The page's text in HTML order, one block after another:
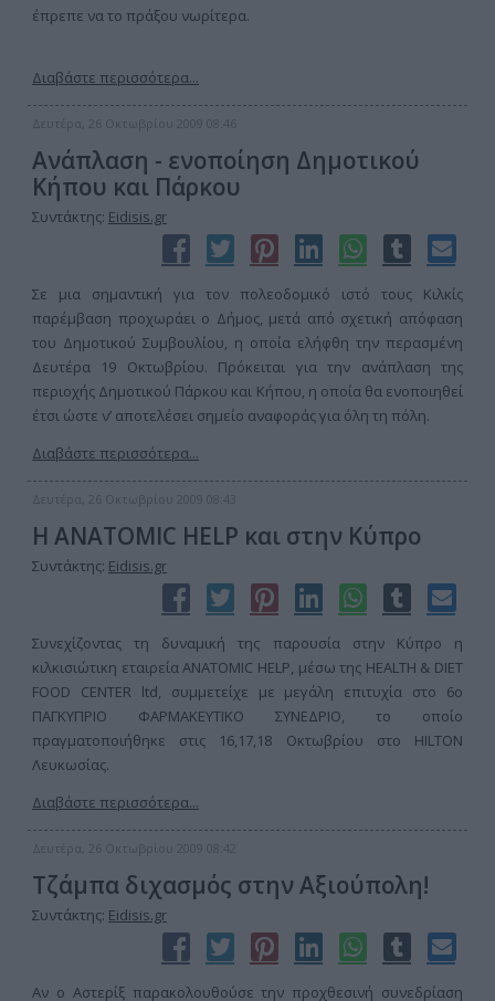
έπρεπε να το πράξου νωρίτερα.
Διαβάστε περισσότερα...
Δευτέρα, 26 Οκτωβρίου 2009 08:46
Ανάπλαση - ενοποίηση Δημοτικού
Κήπου και Πάρκου
Συντάκτης: Eidisis.gr
Σε μια σημαντική για τον πολεοδομικό ιστό τους Κιλκίς
παρέμβαση προχωράει ο Δήμος, μετά από σχετική απόφαση
του Δημοτικού Συμβουλίου, η οποία ελήφθη την περασμένη
Δευτέρα 19 Οκτωβρίου. Πρόκειται για την ανάπλαση της
περιοχής Δημοτικού Πάρκου και Κήπου, η οποία θα ενοποιηθεί
έτσι ώστε ν’ αποτελέσει σημείο αναφοράς για όλη τη πόλη.
Διαβάστε περισσότερα...
Δευτέρα, 26 Οκτωβρίου 2009 08:43
Η ANATOMIC HELP και στην Κύπρο
Συντάκτης: Eidisis.gr
Συνεχίζοντας τη δυναμική της παρουσία στην Κύπρο η
κιλκισιώτικη εταιρεία ANATOMIC HELP, μέσω της HEALTH & DIET
FOOD CENTER ltd, συμμετείχε με μεγάλη επιτυχία στο 6ο
ΠΑΓΚΥΠΡΙΟ ΦΑΡΜΑΚΕΥΤΙΚΟ ΣΥΝΕΔΡΙΟ, το οποίο
πραγματοποιήθηκε στις 16,17,18 Οκτωβρίου στο HILTON
Λευκωσίας.
Διαβάστε περισσότερα...
Δευτέρα, 26 Οκτωβρίου 2009 08:42
Τζάμπα διχασμός στην Αξιούπολη!
Συντάκτης: Eidisis.gr
Αν ο Αστερίξ παρακολουθούσε την προχθεσινή συνεδρίαση